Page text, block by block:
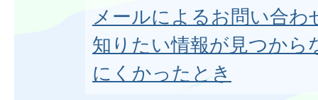
メールによるお問い合わ
知りたい情報が見つから
にくかったとき